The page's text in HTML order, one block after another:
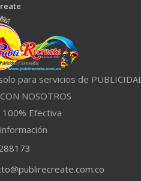
para servicios de
NOSOTROS
100% Efectiva